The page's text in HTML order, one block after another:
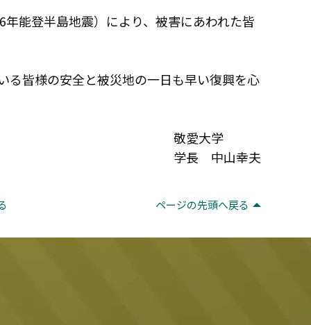
能登半島地震）により、被害にあわれた皆
る皆様の安全と被災地の一日も早い復興を心
敬愛大学
学長 中山幸夫
ページの先頭へ戻る